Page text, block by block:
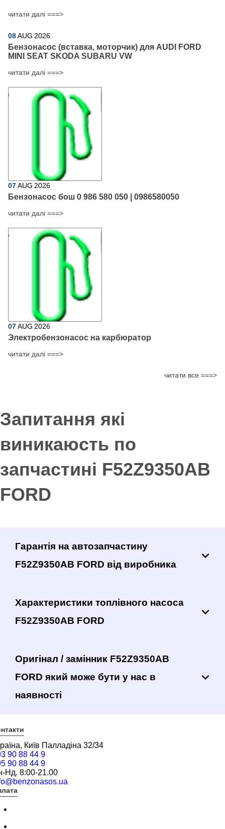
читати далі ===>
08AUG 2026
Бензонасос (вставка, моторчик) для AUDI FORD
MINI SEAT SKODA SUBARU VW
читати далі ===>
07AUG 2026
Бензонасос бош 0 986 580 050 | 0986580050
читати далі ===>
07AUG 2026
Электробензонасос на карбюратор
читати далі ===>
читати все ===>
Запитання які
виникаюсть по
запчастині F52Z9350AB
FORD
Гарантія на автозапчастину
F52Z9350AB FORD від виробника
Характеристики топлівного насоса
F52Z9350AB FORD
Оригінал / замінник F52Z9350AB
FORD який може бути у нас в
наявності
Київ Палладіна 32/34
90 88 44 9
90 88 44 9
Нд. 8:00-21.00